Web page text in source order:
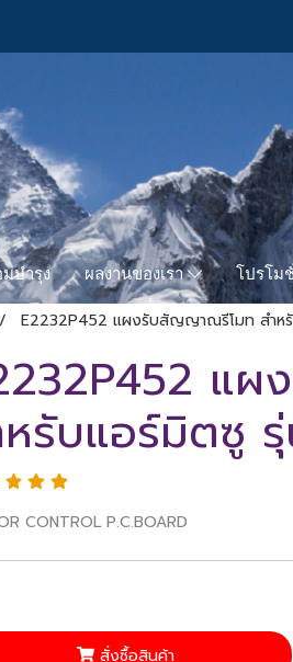
บำรุง ผลงานของเรา โปรโม
E2232P452 แผงรับสัญญาณรีโมท สำหรั
แ
รับแอร์มิตซู รุ่
CONTROL P.C.BOARD
สั่งซื้อสินค้า